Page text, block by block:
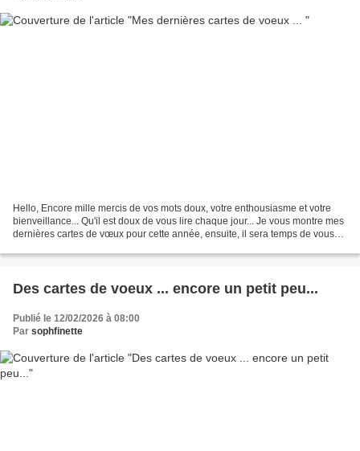
Hello, Encore mille mercis de vos mots doux, votre enthousiasme et votre
bienveillance... Qu'il est doux de vous lire chaque jour... Je vous montre mes
dernières cartes de vœux pour cette année, ensuite, il sera temps de vous
Des cartes de voeux ... encore un petit peu...
Publié le 12/02/2026 à 08:00
Par sophfinette